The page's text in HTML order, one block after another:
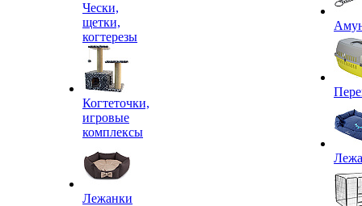
Чески,
щетки,
когтерезы
Когтеточки,
игровые
комплексы
Лежанки